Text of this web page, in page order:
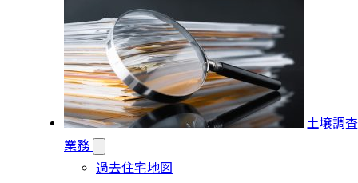
土壌調査
業務
過去住宅地図